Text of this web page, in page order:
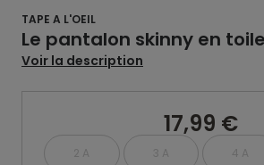
TAPE A L'OEIL
Le pantalon skinny en
Voir la description
17,99 €
2 A 3 A 4 A